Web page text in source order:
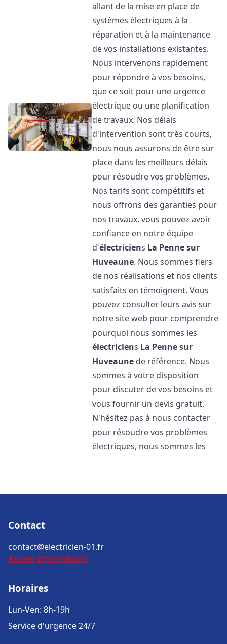
allant de la mise en place de
systèmes électriques à la
réparation et à la maintenance
de vos installations existantes.
Nous intervenons rapidement
pour répondre à vos besoins,
que ce soit pour une urgence
électrique ou une planification
de travaux. Nos délais
d'intervention sont très courts,
nous nous assurons de être sur
place dans les meilleurs délais
pour résoudre vos problèmes.
Nos tarifs sont compétitifs et
nous offrons des garanties pour
nos travaux, vous pouvez avoir
confiance en notre équipe
d'électriciens La Penne sur
Huveaune. Nous sommes fiers
de nos réalisations et nos clients
satisfaits en témoignent. Vous
pouvez consulter leurs avis sur
notre site web pour comprendre
pourquoi nous sommes les
électriciens La Penne sur
Huveaune de référence. Nous
sommes à votre disposition
pour discuter de vos besoins et
vous fournir un devis gratuit.
N'hésitez pas à nous contacter
pour résoudre vos problèmes
électriques, nous sommes les
Contact
contact@electricien-01.fr
Accueil Informations
Horaires
Lun-Ven: 8h-19h
Service d'urgence 24/7